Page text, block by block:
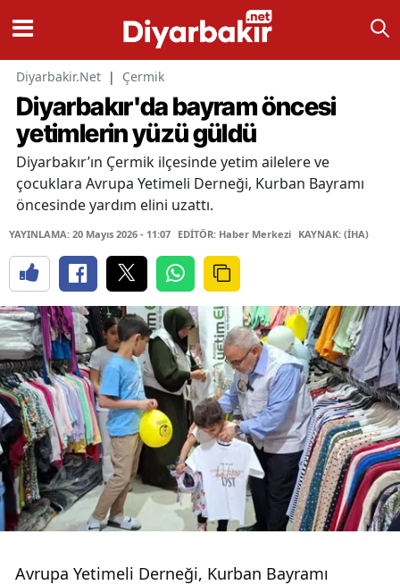
Diyarbakir.Net | Çermik
Diyarbakır'da bayram öncesi
yetimlerin yüzü güldü
Diyarbakır’ın Çermik ilçesinde yetim ailelere ve
çocuklara Avrupa Yetimeli Derneği, Kurban Bayramı
öncesinde yardım elini uzattı.
YAYINLAMA: 20 Mayıs 2026 - 11:07 EDİTÖR: Haber Merkezi KAYNAK: (İHA)
Avrupa Yetimeli Derneği, Kurban Bayramı